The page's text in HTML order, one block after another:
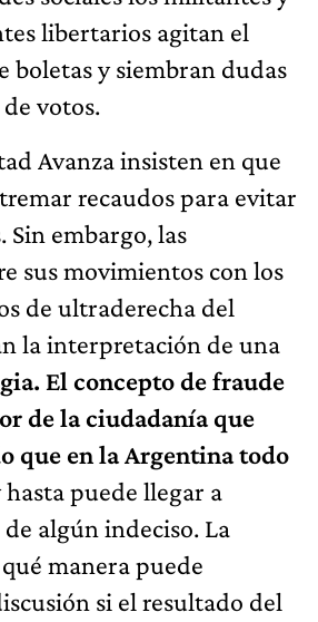
libertarios agitan el
boletas y siembran dudas
votos.
Avanza insisten en que
recaudos para evitar
embargo, las
sus movimientos con los
de ultraderecha del
la interpretación de una
El concepto de fraude
de la ciudadanía que
que en la Argentina todo
hasta puede llegar a
algún indeciso. La
manera puede
si el resultado del